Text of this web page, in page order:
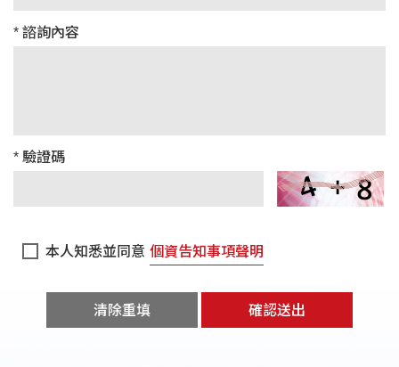
* 諮詢內容
* 驗證碼
本人知悉並同意 個資告知事項聲明
清除重填 確認送出